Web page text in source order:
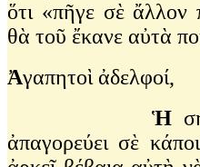
ὅτι «πῆγε σὲ ἄλλον
θὰ τοῦ ἔκανε αὐτὰ
Ἀγαπητοὶ ἀδελφοί,
Ἡ
ἀπαγορεύει σὲ